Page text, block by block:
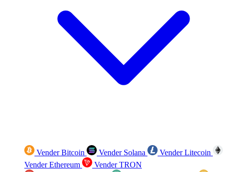
Vender Bitcoin Vender Solana
Vender Litecoin
Vender Ethereum
Vender TRON